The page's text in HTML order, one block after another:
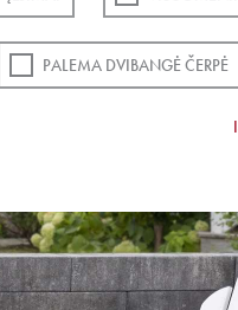
PALEMA DVIBANGĖ ČERPĖ